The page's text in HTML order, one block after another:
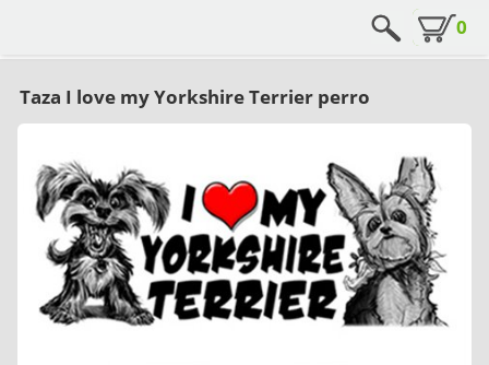
0
Taza I love my Yorkshire Terrier perro